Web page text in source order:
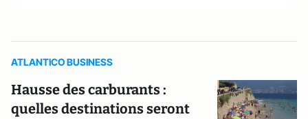
ATLANTICO BUSINESS
Hausse des carburants :
quelles destinations seront